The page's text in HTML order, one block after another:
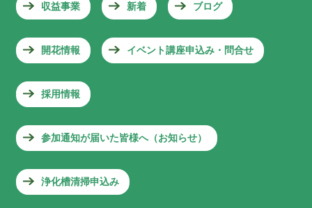
収益事業 新着 ブログ
開花情報 イベント講座申込み・問合せ
採用情報
参加通知が届いた皆様へ（お知らせ）
浄化槽清掃申込み